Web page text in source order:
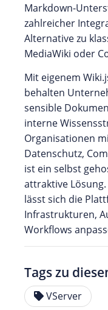
Markdown-
zahlreicher
Alternative zu
MediaWiki oder
Mit eigenem
behalten
sensible
interne
Organisationen
Datenschutz,
ist ein selbst
attraktive
lässt sich die
Infrastrukturen,
Workflows
Tags zu
VServer